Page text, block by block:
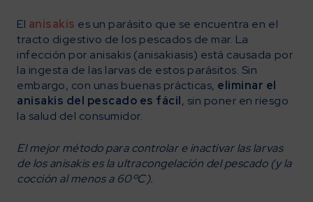
El anisakis es un parásito que se encuentra en el
tracto digestivo de los pescados de mar. La
infección por anisakis (anisakiasis) está causada por
la ingesta de las larvas de estos parásitos. Sin
embargo, con unas buenas prácticas, eliminar el
anisakis del pescado es fácil, sin poner en riesgo
la salud del consumidor.
El mejor método para controlar e inactivar las larvas
de los anisakis es la ultracongelación del pescado (y la
cocción al menos a 60ºC).